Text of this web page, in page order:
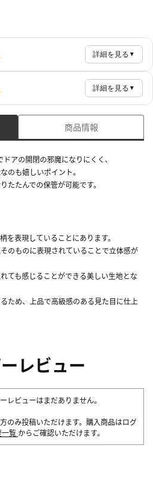
詳細を見る ▼
詳細を見る ▼
商品情報
アの開閉の邪魔になりにくく、
のも嬉しいポイント。
たたんでの保管が可能です。
を表現していることにあります。
のものに表現されていることで立体感が
ても感じることができる美しい生地とな
ため、上品で高級感のある見た目に仕上
レビュー
レビューはまだありません。
のみ投稿いただけます。購入商品はログ
一覧 からご確認いただけます。